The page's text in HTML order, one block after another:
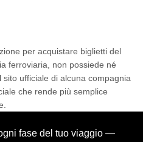
per acquistare biglietti del
ferroviaria, non possiede né
ufficiale di alcuna compagnia
che rende più semplice
fase del tuo viaggio —